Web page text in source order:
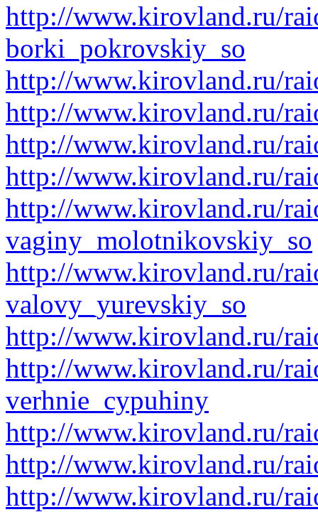
http://www.kirovland.ru/
borki_pokrovskiy_so
http://www.kirovland.ru/
http://www.kirovland.ru/
http://www.kirovland.ru/
http://www.kirovland.ru/
http://www.kirovland.ru/
vaginy_molotnikovskiy_so
http://www.kirovland.ru/
valovy_yurevskiy_so
http://www.kirovland.ru/
http://www.kirovland.ru/
verhnie_cypuhiny
http://www.kirovland.ru/
http://www.kirovland.ru/
http://www.kirovland.ru/